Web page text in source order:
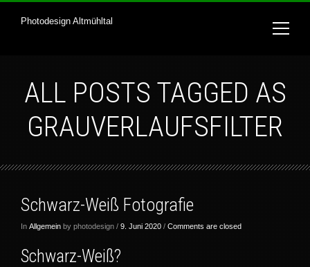
Photodesign Altmühltal
ALL POSTS TAGGED AS
GRAUVERLAUFSFILTER
Schwarz-Weiß Fotografie
In Allgemein by photodesign / 9. Juni 2020 / Comments are closed
Schwarz-Weiß?